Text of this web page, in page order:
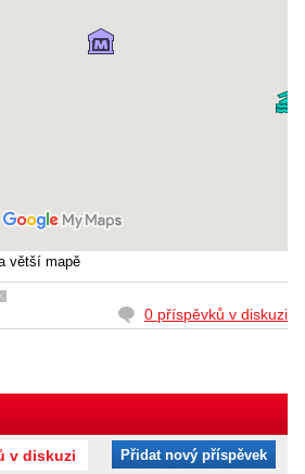
větší mapě
0 příspěvků v diskuzi
v diskuzi Přidat nový příspěvek